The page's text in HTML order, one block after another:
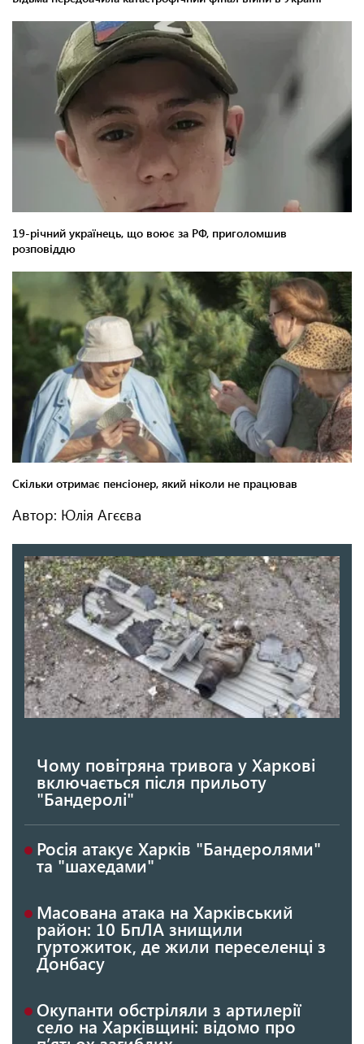
Автор: Юлія Агєєва
Чому повітряна тривога у Харкові
включається після прильоту
"Бандеролі"
Росія атакує Харків "Бандеролями"
та "шахедами"
Масована атака на Харківський
район: 10 БпЛА знищили
гуртожиток, де жили переселенці з
Донбасу
Окупанти обстріляли з артилерії
село на Харківщині: відомо про